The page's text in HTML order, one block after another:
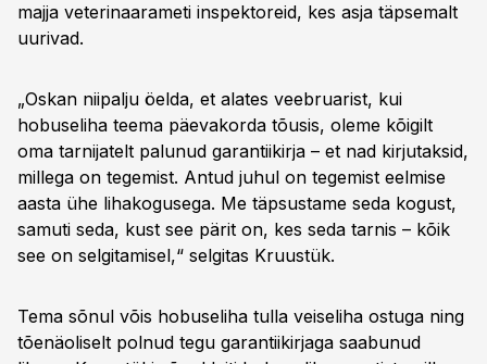
majja veterinaarameti inspektoreid, kes asja täpsemalt
uurivad.
„Oskan niipalju öelda, et alates veebruarist, kui
hobuseliha teema päevakorda tõusis, oleme kõigilt
oma tarnijatelt palunud garantiikirja – et nad kirjutaksid,
millega on tegemist. Antud juhul on tegemist eelmise
aasta ühe lihakogusega. Me täpsustame seda kogust,
samuti seda, kust see pärit on, kes seda tarnis – kõik
see on selgitamisel,“ selgitas Kruustük.
Tema sõnul võis hobuseliha tulla veiseliha ostuga ning
tõenäoliselt polnud tegu garantiikirjaga saabunud